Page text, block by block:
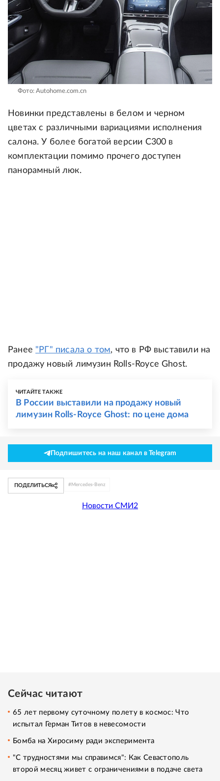
Фото: Autohome.com.cn
Новинки представлены в белом и черном
цветах с различными вариациями исполнения
салона. У более богатой версии С300 в
комплектации помимо прочего доступен
панорамный люк.
Ранее "РГ" писала о том, что в РФ выставили на
продажу новый лимузин Rolls-Royce Ghost.
ЧИТАЙТЕ ТАКЖЕ
В России выставили на продажу новый
лимузин Rolls-Royce Ghost: по цене дома
Подпишитесь на наш канал в Telegram
ПОДЕЛИТЬСЯ # Mercedes-Benz
Новости СМИ2
Сейчас читают
65 лет первому суточному полету в космос: Что
испытал Герман Титов в невесомости
Бомба на Хиросиму ради эксперимента
"С трудностями мы справимся": Как Севастополь
второй месяц живет с ограничениями в подаче света